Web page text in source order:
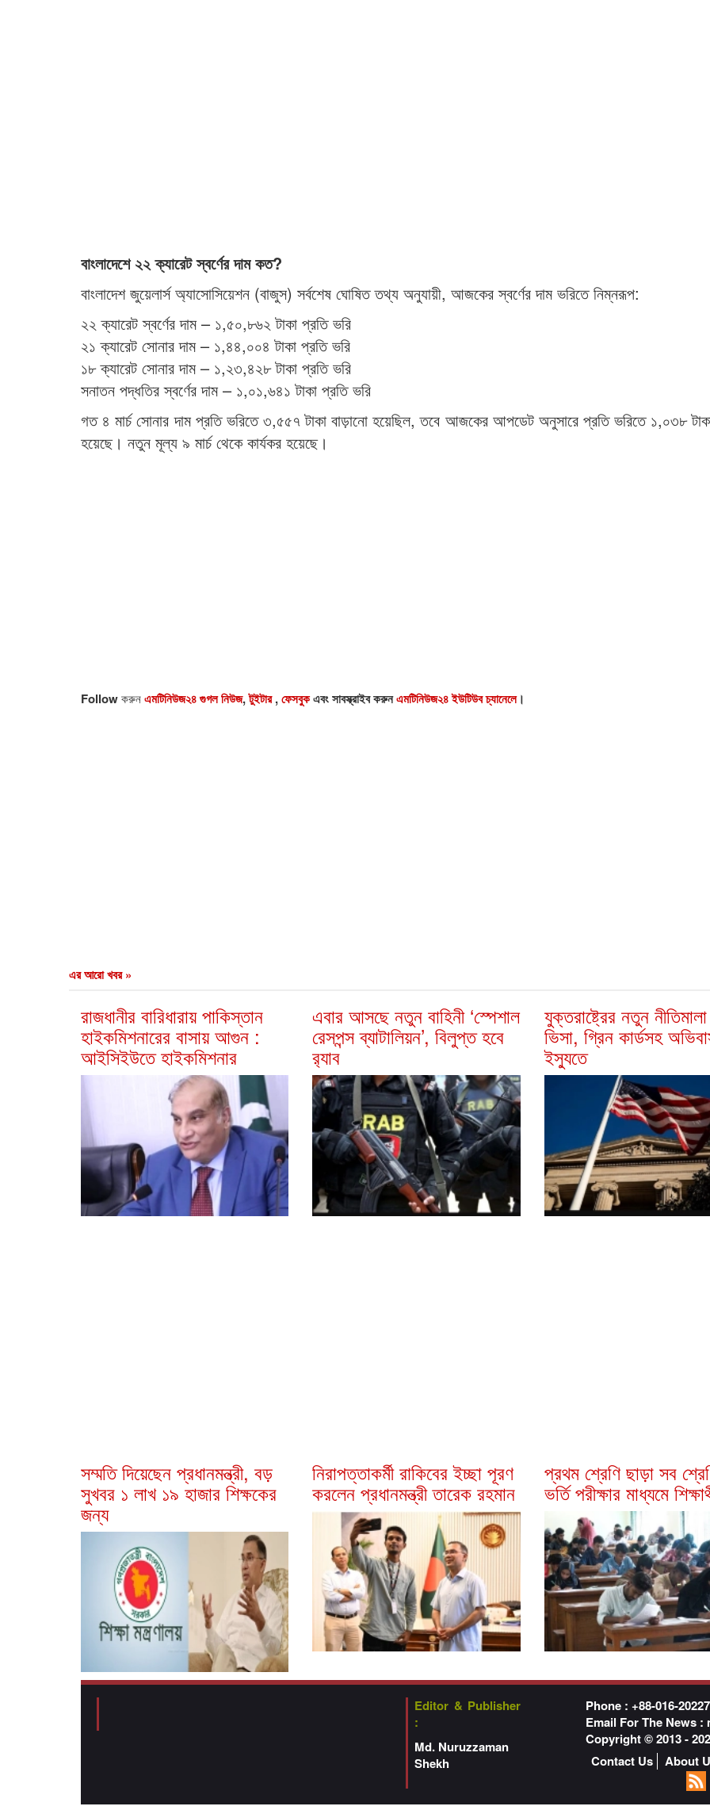
বাংলাদেশে ২২ ক্যারেট স্বর্ণের দাম কত?
বাংলাদেশ জুয়েলার্স অ্যাসোসিয়েশন (বাজুস) সর্বশেষ ঘোষিত তথ্য অনুযায়ী, আজকের স্বর্ণের দাম ভরিতে নিম্নরূপ:
২২ ক্যারেট স্বর্ণের দাম – ১,৫০,৮৬২ টাকা প্রতি ভরি
২১ ক্যারেট সোনার দাম – ১,৪৪,০০৪ টাকা প্রতি ভরি
১৮ ক্যারেট সোনার দাম – ১,২৩,৪২৮ টাকা প্রতি ভরি
সনাতন পদ্ধতির স্বর্ণের দাম – ১,০১,৬৪১ টাকা প্রতি ভরি
গত ৪ মার্চ সোনার দাম প্রতি ভরিতে ৩,৫৫৭ টাকা বাড়ানো হয়েছিল, তবে আজকের আপডেট অনুসারে প্রতি ভরিতে ১,০৩৮
হয়েছে। নতুন মূল্য ৯ মার্চ থেকে কার্যকর হয়েছে।
Followকরুনএমটিনিউজ২৪ গুগল নিউজ,টুইটার,ফেসবুকএবং সাবস্ক্রাইব করুনএমটিনিউজ২৪ ইউটিউব চ্যানেলে।
এর আরো খবর »
রাজধানীর বারিধারায় পাকিস্তান
হাইকমিশনারের বাসায় আগুন :
আইসিইউতে হাইকমিশনার
এবার আসছে নতুন বাহিনী ‘স্পেশাল
রেসপন্স ব্যাটালিয়ন’, বিলুপ্ত হবে
র‍্যাব
যুক্তরাষ্ট্রের নতুন
ভিসা, গ্রিন কার্ডসহ
ইস্যুতে
সম্মতি দিয়েছেন প্রধানমন্ত্রী, বড়
সুখবর ১ লাখ ১৯ হাজার শিক্ষকের
জন্য
নিরাপত্তাকর্মী রাকিবের ইচ্ছা পূরণ
করলেন প্রধানমন্ত্রী তারেক রহমান
প্রথম শ্রেণি ছাড়া সব
ভর্তি পরীক্ষার মাধ্যমে
Editor & Publisher
:
Md. Nuruzzaman
Shekh
Phone : +88-016-
Email For The News :
Copyright © 2013 -
Contact Us
About